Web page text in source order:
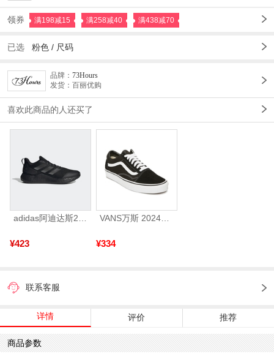
领券 满198减15 满258减40 满438减70
已选 粉色 / 尺码
品牌： 73Hours
发货：百丽优购
喜欢此商品的人还买了
¥423 ¥334
联系客服
详情 评价 推荐
商品参数